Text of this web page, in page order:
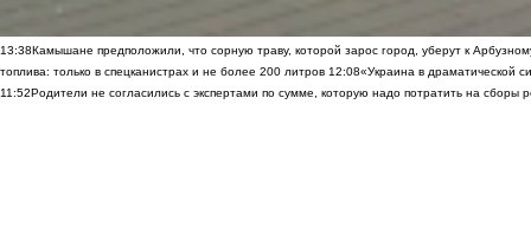
13:38Камышане предположили, что сорную траву, которой зарос город, уберут к
топлива: только в спецканистрах и не более 200 литров 12:08«Украина в драматической
11:52Родители не согласились с экспертами по сумме, которую надо потратить на сборы